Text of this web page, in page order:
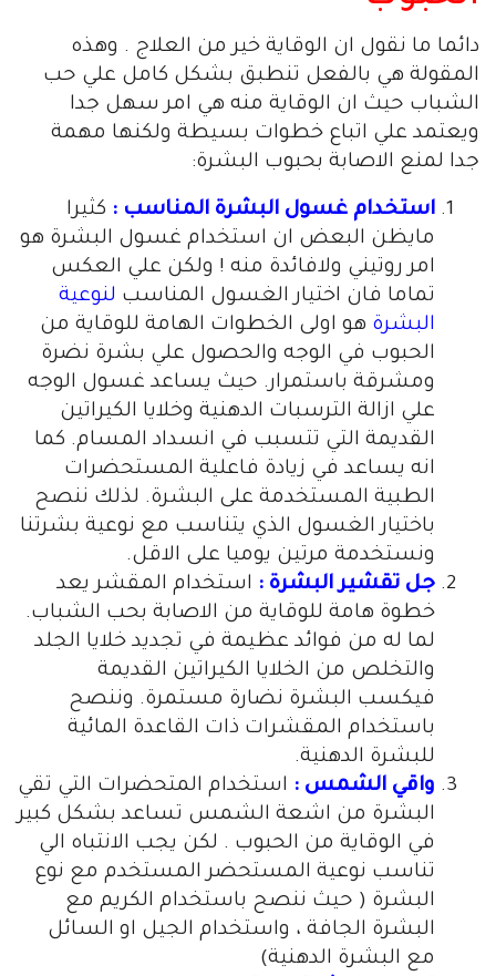
دائما ما نقول ان الوقاية خير من العلاج . وهذه
المقولة هي بالفعل تنطبق بشكل كامل علي حب
الشباب حيث ان الوقاية منه هي امر سهل جدا
ويعتمد علي اتباع خطوات بسيطة ولكنها مهمة
جدا لمنع الاصابة بحبوب البشرة:
استخدام غسول البشرة المناسب : كثيرا
مايظن البعض ان استخدام غسول البشرة هو
امر روتيني ولافائدة منه ! ولكن علي العكس
تماما فان اختيار الغسول المناسب لنوعية
البشرة هو اولى الخطوات الهامة للوقاية من
الحبوب في الوجه والحصول علي بشرة نضرة
ومشرقة باستمرار. حيث يساعد غسول الوجه
علي ازالة الترسبات الدهنية وخلايا الكيراتين
القديمة التي تتسبب في انسداد المسام. كما
انه يساعد في زيادة فاعلية المستحضرات
الطبية المستخدمة على البشرة. لذلك ننصح
باختيار الغسول الذي يتناسب مع نوعية بشرتنا
ونستخدمة مرتين يوميا على الاقل.
جل تقشير البشرة : استخدام المقشر يعد
خطوة هامة للوقاية من الاصابة بحب الشباب.
لما له من فوائد عظيمة في تجديد خلايا الجلد
والتخلص من الخلايا الكيراتين القديمة
فيكسب البشرة نضارة مستمرة. وننصح
باستخدام المقشرات ذات القاعدة المائية
للبشرة الدهنية.
واقي الشمس : استخدام المتحضرات التي تقي
البشرة من اشعة الشمس تساعد بشكل كبير
في الوقاية من الحبوب . لكن يجب الانتباه الي
تناسب نوعية المستحضر المستخدم مع نوع
البشرة ( حيث ننصح باستخدام الكريم مع
البشرة الجافة ، واستخدام الجيل او السائل
مع البشرة الدهنية)